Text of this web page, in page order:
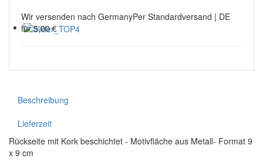
Wir versenden nach GermanyPer Standardversand | DE
für 5,00 €
Beschreibung
Lieferzeit
Rückseite mit Kork beschichtet - Motivfläche aus Metall- Format 9
x 9 cm